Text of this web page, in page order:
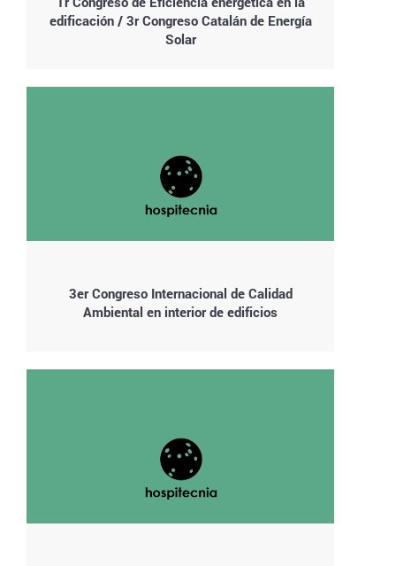
edificación / 3r Congreso Catalán de Energía
Solar
3er Congreso Internacional de Calidad
Ambiental en interior de edificios